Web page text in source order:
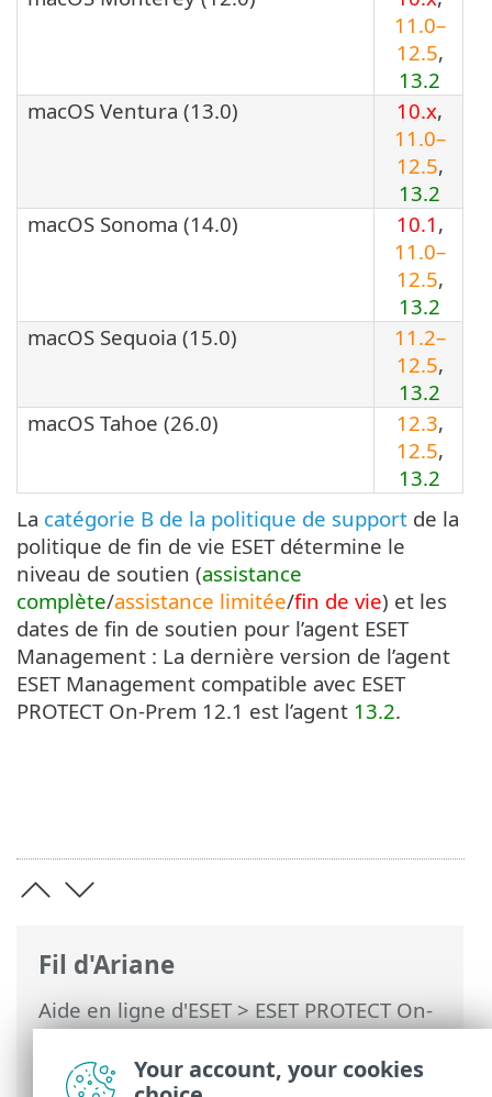
Fil d'Ariane
Aide en ligne d'ESET>ESET PROTECT On-
Prem>Caractéristiques techniques>
Systèmes d'exploitation pris en charge>
11.0–
12.5,
13.2
macOS Ventura (13.0)
10.x,
11.0–
12.5,
13.2
macOS Sonoma (14.0)
10.1 ,
11.0–
12.5,
13.2
macOS Sequoia (15.0)
11.2–
12.5,
13.2
macOS Tahoe (26.0)
12.3,
12.5,
13.2
La catégorie B de la politique de support de la
politique de fin de vie ESET détermine le
niveau de soutien (assistance
complète/assistance limitée/fin de vie) et les
dates de fin de soutien pour l’agent ESET
Management : La dernière version de l’agent
ESET Management compatible avec ESET
PROTECT On-Prem 12.1 est l’agent 13.2.
Your account, your cookies